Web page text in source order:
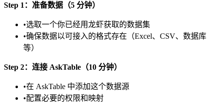
Step 1：准备数据（5 分钟）
•选取一个你已经用龙虾获取的数据集
•确保数据以可接入的格式存在（Excel、CSV、数据库
等）
Step 2：连接 AskTable（10 分钟）
•在 AskTable 中添加这个数据源
•配置必要的权限和映射